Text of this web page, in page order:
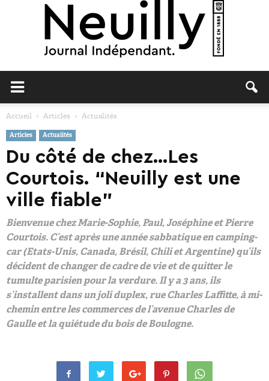
Accueil Articles Actualités
Articles Actualités
Du côté de chez…Les
Courtois. “Neuilly est une
ville fiable”
Bienvenue chez Marie-Sophie, Paul, Joséphine et Pierre
Courtois. C’est après une année sabbatique en camping-
car (Etats-Unis, Canada, Brésil, Chili et Argentine) qu’ils
décident de changer de cadre de vie et de quitter le
tumulte parisien pour la verdure. Il y a 3 ans, ils
s’installent dans un joli duplex, rue Charles Laffitte, à mi-
chemin entre les commerces de l’avenue Charles de
Gaulle et la quiétude du bois de Boulogne.